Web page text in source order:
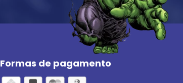
Formas de pagamento